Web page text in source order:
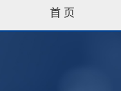
首 页